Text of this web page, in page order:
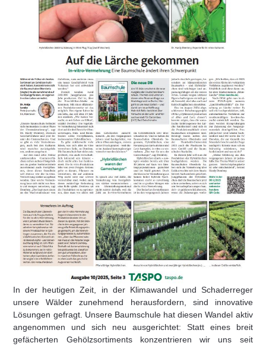
In der heutigen Zeit, in der Klimawandel und Schaderreger
unsere Wälder zunehmend herausfordern, sind innovative
Lösungen gefragt. Unsere Baumschule hat diesen Wandel aktiv
angenommen und sich neu ausgerichtet: Statt eines breit
gefächerten Gehölzsortiments konzentrieren wir uns seit